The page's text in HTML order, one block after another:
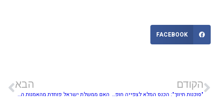
FACEBOOK
הקודם
"סוכנות תיווך": הכנס המלא לצפייה חופשית
הבא
האם ממשלת ישראל פוחדת מהאמנות הפלסטית?